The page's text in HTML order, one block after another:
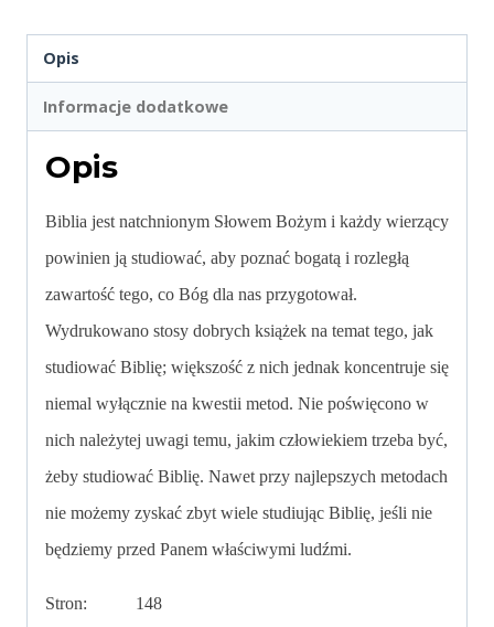
Opis
Informacje dodatkowe
Opis
Biblia jest natchnionym Słowem Bożym i każdy wierzący
powinien ją studiować, aby poznać bogatą i rozległą
zawartość tego, co Bóg dla nas przygotował.
Wydrukowano stosy dobrych książek na temat tego, jak
studiować Biblię; większość z nich jednak koncentruje się
niemal wyłącznie na kwestii metod. Nie poświęcono w
nich należytej uwagi temu, jakim człowiekiem trzeba być,
żeby studiować Biblię. Nawet przy najlepszych metodach
nie możemy zyskać zbyt wiele studiując Biblię, jeśli nie
będziemy przed Panem właściwymi ludźmi.
Stron: 148